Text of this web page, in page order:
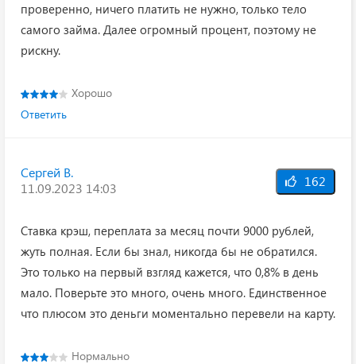
проверенно, ничего платить не нужно, только тело
самого займа. Далее огромный процент, поэтому не
рискну.
Хорошо
Ответить
Сергей В.
11.09.2023 14:03
162
Ставка крэш, переплата за месяц почти 9000 рублей,
жуть полная. Если бы знал, никогда бы не обратился.
Это только на первый взгляд кажется, что 0,8% в день
мало. Поверьте это много, очень много. Единственное
что плюсом это деньги моментально перевели на карту.
Нормально